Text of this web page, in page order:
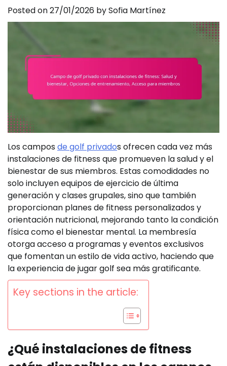
Posted on27/01/2026 bySofia Martínez
Los camposde golf privados ofrecen cada vez más
instalaciones de fitness que promueven la salud y el
bienestar de sus miembros. Estas comodidades no
solo incluyen equipos de ejercicio de última
generación y clases grupales, sino que también
proporcionan planes de fitness personalizados y
orientación nutricional, mejorando tanto la condición
física como el bienestar mental. La membresía
otorga acceso a programas y eventos exclusivos
que fomentan un estilo de vida activo, haciendo que
la experiencia de jugar golf sea más gratificante.
Key sections in the article:
¿Qué instalaciones de fitness